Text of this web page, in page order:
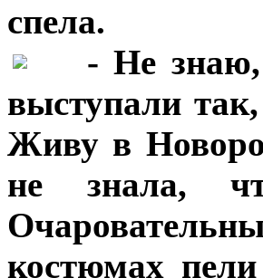
спела.
- Не
выступали
Живу в
не знала,
костюмах